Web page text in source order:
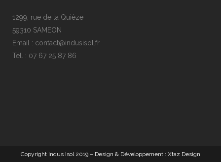
1299, rue de la Quièze
59310 SAMEON
Email : contact@indusisol.fr
Tél. : 07 67 25 87 86
Copyright Indus Isol 2019 – Design & Développement : Xtaz Design